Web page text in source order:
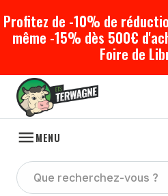
Profitez de -10% de
même -15% dès 500€
Foire de
MENU